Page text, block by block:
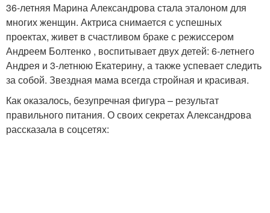
36-летняя Марина Александрова стала эталоном для
многих женщин. Актриса снимается с успешных
проектах, живет в счастливом браке с режиссером
Андреем Болтенко , воспитывает двух детей: 6-летнего
Андрея и 3-летнюю Екатерину, а также успевает следить
за собой. Звездная мама всегда стройная и красивая.
Как оказалось, безупречная фигура – результат
правильного питания. О своих секретах Александрова
рассказала в соцсетях: